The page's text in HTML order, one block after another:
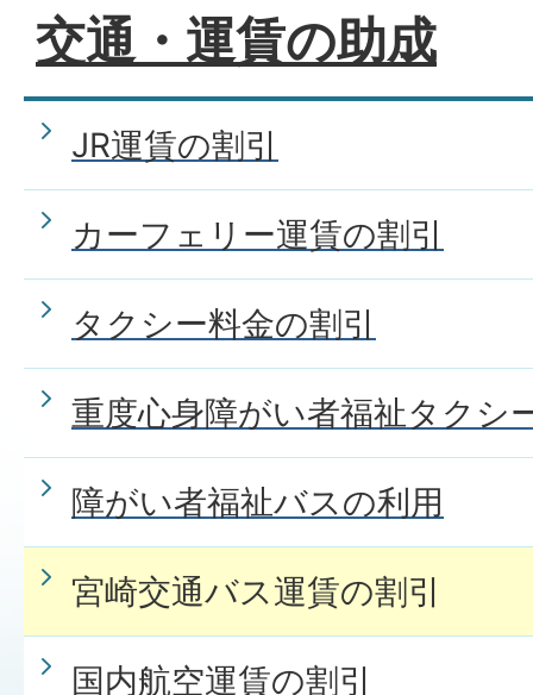
交通・運賃の助成
JR運賃の割引
カーフェリー運賃の割引
タクシー料金の割引
重度心身障がい者福祉タクシ
障がい者福祉バスの利用
宮崎交通バス運賃の割引
国内航空運賃の割引